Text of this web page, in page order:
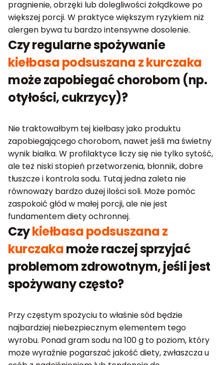
pragnienie, obrzęki lub dolegliwości żołądkowe po
większej porcji. W praktyce większym ryzykiem niż
alergen bywa tu bardzo intensywne dosolenie.
Czy regularne spożywanie
kiełbasa podsuszana z kurczaka
może zapobiegać chorobom (np.
otyłości, cukrzycy)?
Nie traktowałbym tej kiełbasy jako produktu
zapobiegającego chorobom, nawet jeśli ma świetny
wynik białka. W profilaktyce liczy się nie tylko sytość,
ale też niski stopień przetworzenia, błonnik, dobre
tłuszcze i kontrola sodu. Tutaj jedna zaleta nie
równoważy bardzo dużej ilości soli. Może pomóc
zaspokoić głód w małej porcji, ale nie jest
fundamentem diety ochronnej.
Czykiełbasa podsuszana z
kurczakamoże raczej sprzyjać
problemom zdrowotnym, jeśli jest
spożywany często?
Przy częstym spożyciu to właśnie sód będzie
najbardziej niebezpiecznym elementem tego
wyrobu. Ponad gram sodu na 100 g to poziom, który
może wyraźnie pogarszać jakość diety, zwłaszcza u